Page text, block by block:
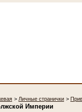
> Личные странички >
Империи